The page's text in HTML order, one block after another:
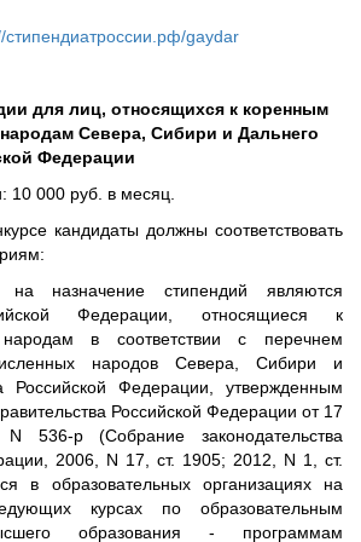
стипендиатроссии.рф/gaydar
для лиц, относящихся к коренным
Севера, Сибири и Дальнего
Федерации
10 000 руб. в месяц.
кандидаты должны соответствовать
назначение стипендий являются
Федерации, относящиеся к
в соответствии с перечнем
народов Севера, Сибири и
Российской Федерации, утвержденным
Российской Федерации от 17
536-р (Собрание законодательства
2006, N 17, ст. 1905; 2012, N 1, ст.
в образовательных организациях на
курсах по образовательным
образования - программам